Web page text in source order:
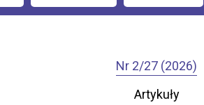
Nr 2/27 (2026)
Artykuły